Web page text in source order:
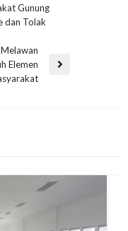
Gunung
dan Tolak
Elemen